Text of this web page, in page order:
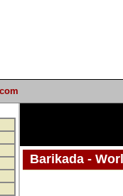
Barikada -